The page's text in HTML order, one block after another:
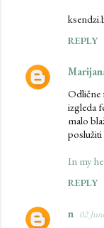
REPLY
Odlične
izgleda
malo
poslužiti
In my
REPLY
n 02